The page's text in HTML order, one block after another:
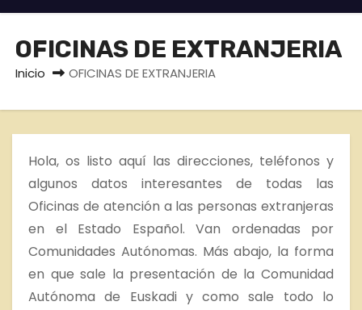
OFICINAS DE EXTRANJERIA
Inicio OFICINAS DE EXTRANJERIA
Hola, os listo aquí las direcciones, teléfonos y
algunos datos interesantes de todas las
Oficinas de atención a las personas extranjeras
en el Estado Español. Van ordenadas por
Comunidades Autónomas. Más abajo, la forma
en que sale la presentación de la Comunidad
Autónoma de Euskadi y como sale todo lo